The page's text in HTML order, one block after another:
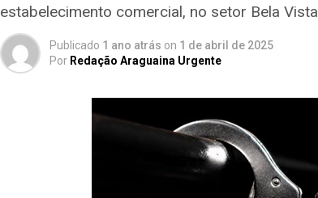
estabelecimento comercial, no setor Bela Vista
Publicado 1 ano atrás on 1 de abril de 2025
Por Redação Araguaina Urgente